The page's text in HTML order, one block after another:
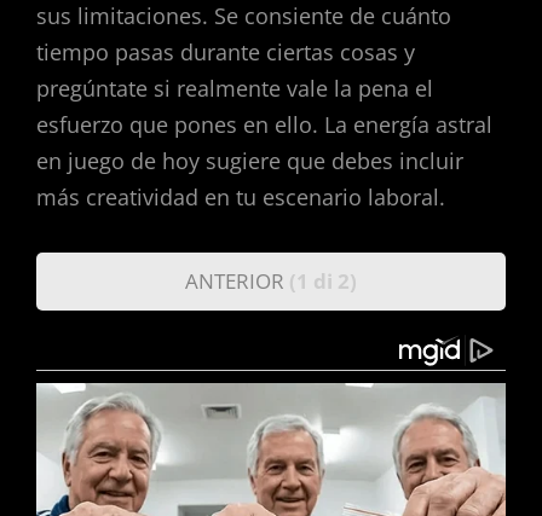
sus limitaciones. Se consiente de cuánto
tiempo pasas durante ciertas cosas y
pregúntate si realmente vale la pena el
esfuerzo que pones en ello. La energía astral
en juego de hoy sugiere que debes incluir
más creatividad en tu escenario laboral.
ANTERIOR (1 di 2)